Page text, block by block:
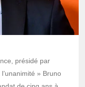
présidé par
» Bruno